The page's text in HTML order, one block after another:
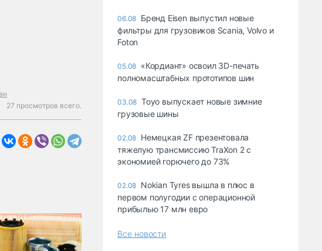
27 просмотров всего.
06.08 Бренд Eisen выпустил новые
фильтры для грузовиков Scania, Volvo и
Foton
05.08 «Кордиант» освоил 3D-печать
полномасштабных прототипов шин
03.08 Toyo выпускает новые зимние
грузовые шины
02.08 Немецкая ZF презентовала
тяжелую трансмиссию TraXon 2 с
экономией горючего до 73%
02.08 Nokian Tyres вышла в плюс в
первом полугодии с операционной
прибылью 17 млн евро
Все новости